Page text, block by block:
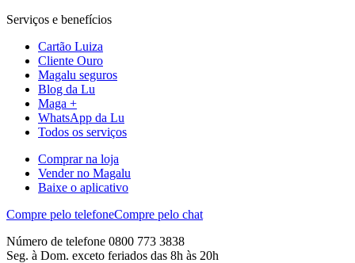
Serviços e benefícios
Cartão Luiza
Cliente Ouro
Magalu seguros
Blog da Lu
Maga +
WhatsApp da Lu
Todos os serviços
Comprar na loja
Vender no Magalu
Baixe o aplicativo
Compre pelo telefoneCompre pelo chat
Número de telefone 0800 773 3838
Seg. à Dom. exceto feriados das 8h às 20h